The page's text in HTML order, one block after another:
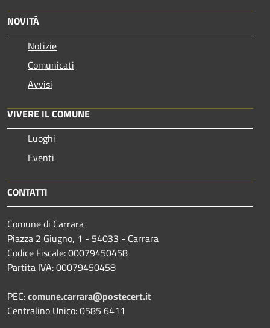
NOVITÀ
Notizie
Comunicati
Avvisi
VIVERE IL COMUNE
Luoghi
Eventi
CONTATTI
Comune di Carrara
Piazza 2 Giugno, 1 - 54033 - Carrara
Codice Fiscale: 00079450458
Partita IVA: 00079450458
PEC:comune.carrara@postecert.it
Centralino Unico: 0585 6411